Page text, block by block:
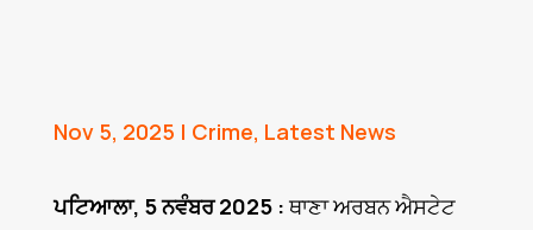
Nov 5, 2025 | Crime, Latest News
ਪਟਿਆਲਾ, 5 ਨਵੰਬਰ 2025 : ਥਾਣਾ ਅਰਬਨ ਐਸਟੇਟ